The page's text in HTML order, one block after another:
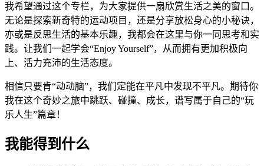
我希望通过这个专栏，为大家提供一扇欣赏生活之美的窗口。
无论是探索新奇特的运动项目，还是分享放松身心的小秘诀，
亦或是反思生活的基本乐趣，我都会在这里与你一同思考和实
践。让我们一起学会“Enjoy Yourself”，从而拥有更加积极向
上、活力充沛的生活态度。
相信只要肯“动动脑”，我们定能在平凡中发现不平凡。期待你
我在这个奇妙之旅中跳跃、碰撞、成长，谱写属于自己的“玩
乐人生”篇章！
我能得到什么